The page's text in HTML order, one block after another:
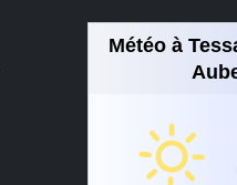
Météo à